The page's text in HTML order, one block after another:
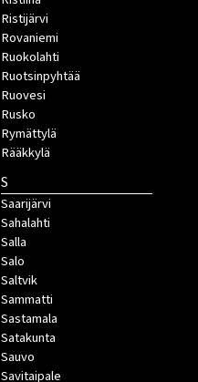
Ristijärvi
Rovaniemi
Ruokolahti
Ruotsinpyhtää
Ruovesi
Rusko
Rymättylä
Rääkkylä
S
Saarijärvi
Sahalahti
Salla
Salo
Saltvik
Sammatti
Sastamala
Satakunta
Sauvo
Savitaipale